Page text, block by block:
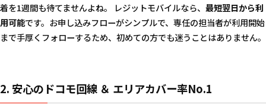
着を1週間も待てませんよね。 レジットモバイルなら、 最短翌日から利
用可能です。お申し込みフローがシンプルで、専任の担当者が利用開始
まで手厚くフォローするため、初めての方でも迷うことはありません。
2. 安心のドコモ回線 ＆ エリアカバー率No.1